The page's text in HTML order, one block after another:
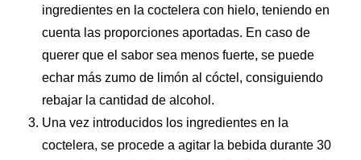
ingredientes en la coctelera con hielo, teniendo en
cuenta las proporciones aportadas. En caso de
querer que el sabor sea menos fuerte, se puede
echar más zumo de limón al cóctel, consiguiendo
rebajar la cantidad de alcohol.
Una vez introducidos los ingredientes en la
coctelera, se procede a agitar la bebida durante 30